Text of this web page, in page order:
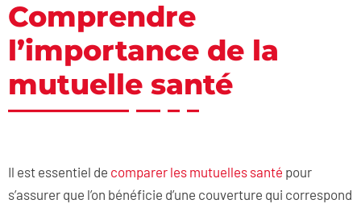
Comprendre
l’importance de la
mutuelle santé
Il est essentiel de comparer les mutuelles santé pour
s’assurer que l’on bénéficie d’une couverture qui correspond